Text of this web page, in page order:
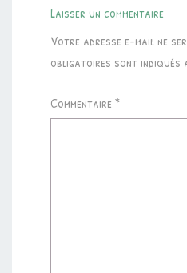
Laisser un commentaire
Votre adresse e-mail ne
obligatoires sont indiqués
Commentaire *